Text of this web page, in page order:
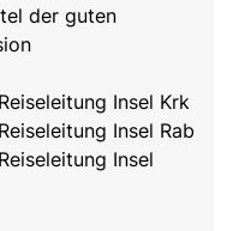
der guten
Insel Krk
Insel Rab
Insel